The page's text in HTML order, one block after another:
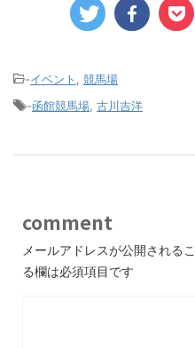
-イベント
競馬場
-函館競馬場 古川吉洋
comment
メールアドレスが公開される
る欄は必須項目です